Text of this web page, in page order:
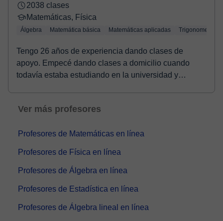
2038 clases
Matemáticas, Física
Álgebra Matemática básica Matemáticas aplicadas Trigonometría
Tengo 26 años de experiencia dando clases de
apoyo. Empecé dando clases a domicilio cuando
todavía estaba estudiando en la universidad y
Ver más profesores
Profesores de Matemáticas en línea
Profesores de Física en línea
Profesores de Álgebra en línea
Profesores de Estadística en línea
Profesores de Álgebra lineal en línea